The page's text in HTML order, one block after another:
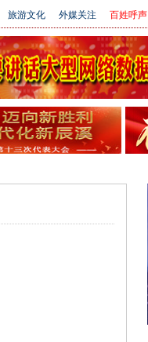
旅游文化 外媒关注 百姓呼声